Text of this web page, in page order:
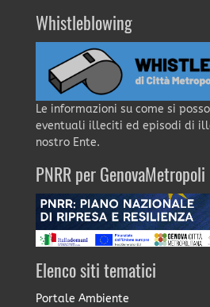
Whistleblowing
Le informazioni su come si
eventuali illeciti ed episodi di
nostro Ente.
PNRR per GenovaMetropoli
Elenco siti tematici
Portale Ambiente